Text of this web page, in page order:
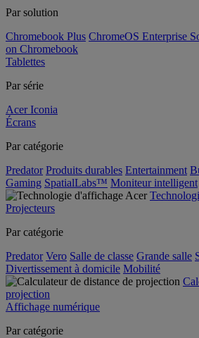
Par solution
Chromebook Plus ChromeOS Enterprise
on Chromebook
Tablettes
Par série
Acer Iconia
Écrans
Par catégorie
Predator Produits durables Entertainment
Gaming SpatialLabs™ Moniteur intelligent
Projecteurs
Par catégorie
Predator Vero Salle de classe Grande salle
Divertissement à domicile Mobilité
projection
Affichage numérique
Par catégorie